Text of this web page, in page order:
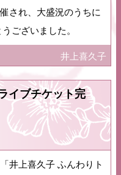
され、大盛況のうちに
ございました。
井上喜久子
イブチケット完
井上喜久子 ふんわりト